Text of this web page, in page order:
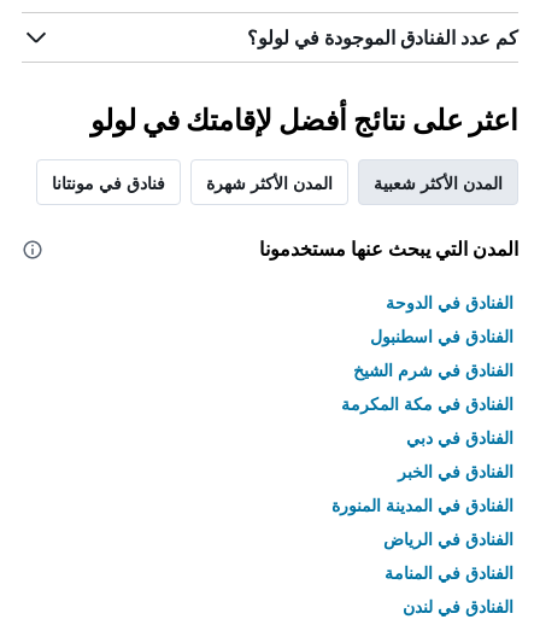
كم عدد الفنادق الموجودة في لولو؟
اعثر على نتائج أفضل لإقامتك في لولو
المدن الأكثر شعبية المدن الأكثر شهرة فنادق في مونتانا
المدن التي يبحث عنها مستخدمونا
الفنادق في الدوحة
الفنادق في اسطنبول
الفنادق في شرم الشيخ
الفنادق في مكة المكرمة
الفنادق في دبي
الفنادق في الخبر
الفنادق في المدينة المنورة
الفنادق في الرياض
الفنادق في المنامة
الفنادق في لندن